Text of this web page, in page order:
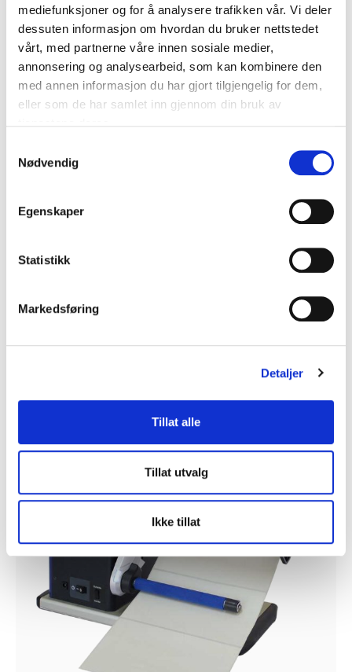
mediefunksjoner og for å analysere trafikken vår. Vi deler
dessuten informasjon om hvordan du bruker nettstedet
vårt, med partnerne våre innen sosiale medier,
annonsering og analysearbeid, som kan kombinere den
med annen informasjon du har gjort tilgjengelig for dem,
eller som de har samlet inn gjennom din bruk av
Nødvendig
Egenskaper
Statistikk
Markedsføring
Detaljer
Tillat alle
Tillat utvalg
Ikke tillat
kr1.998